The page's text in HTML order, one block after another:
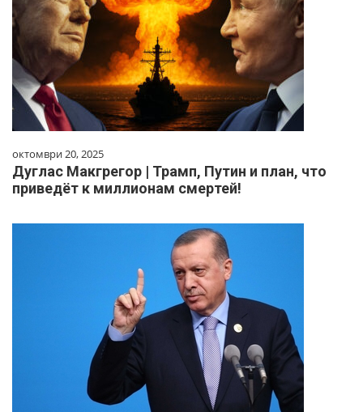
октомври 20, 2025
Дуглас Макгрегор | Трамп, Путин и план, что
приведёт к миллионам смертей!